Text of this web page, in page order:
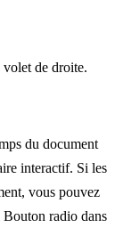
de droite.
du document
interactif. Si les
vous pouvez
Bouton radio dans